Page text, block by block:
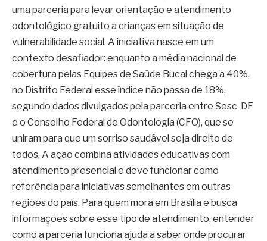
uma parceria para levar orientação e atendimento
odontológico gratuito a crianças em situação de
vulnerabilidade social. A iniciativa nasce em um
contexto desafiador: enquanto a média nacional de
cobertura pelas Equipes de Saúde Bucal chega a 40%,
no Distrito Federal esse índice não passa de 18%,
segundo dados divulgados pela parceria entre Sesc-DF
e o Conselho Federal de Odontologia (CFO), que se
uniram para que um sorriso saudável seja direito de
todos. A ação combina atividades educativas com
atendimento presencial e deve funcionar como
referência para iniciativas semelhantes em outras
regiões do país. Para quem mora em Brasília e busca
informações sobre esse tipo de atendimento, entender
como a parceria funciona ajuda a saber onde procurar